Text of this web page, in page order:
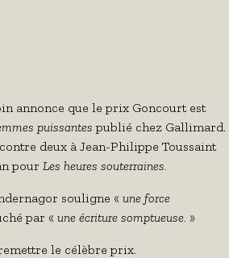
annonce que le prix Goncourt est
puissantes publié chez Gallimard.
deux à Jean-Philippe Toussaint
pour Les heures souterraines.
souligne « une force
par « une écriture somptueuse. »
le célèbre prix.